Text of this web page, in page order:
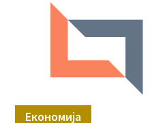
Економија